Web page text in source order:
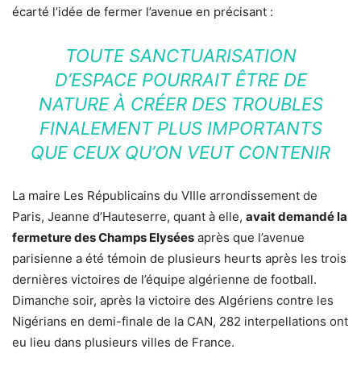
écarté l’idée de fermer l’avenue en précisant :
TOUTE SANCTUARISATION
D’ESPACE POURRAIT ÊTRE DE
NATURE À CRÉER DES TROUBLES
FINALEMENT PLUS IMPORTANTS
QUE CEUX QU’ON VEUT CONTENIR
La maire Les Républicains du VIIIe arrondissement de
Paris, Jeanne d’Hauteserre, quant à elle, avait demandé la
fermeture des Champs Elysées après que l’avenue
parisienne a été témoin de plusieurs heurts après les trois
dernières victoires de l’équipe algérienne de football.
Dimanche soir, après la victoire des Algériens contre les
Nigérians en demi-finale de la CAN, 282 interpellations ont
eu lieu dans plusieurs villes de France.